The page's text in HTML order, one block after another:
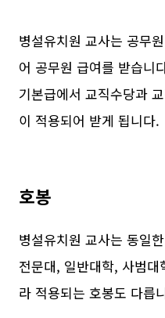
병설유치원 교사는 공무
어 공무원 급여를 받습니
기본급에서 교직수당과
이 적용되어 받게 됩니다.
호봉
병설유치원 교사는 동일
전문대, 일반대학, 사범
라 적용되는 호봉도 다릅